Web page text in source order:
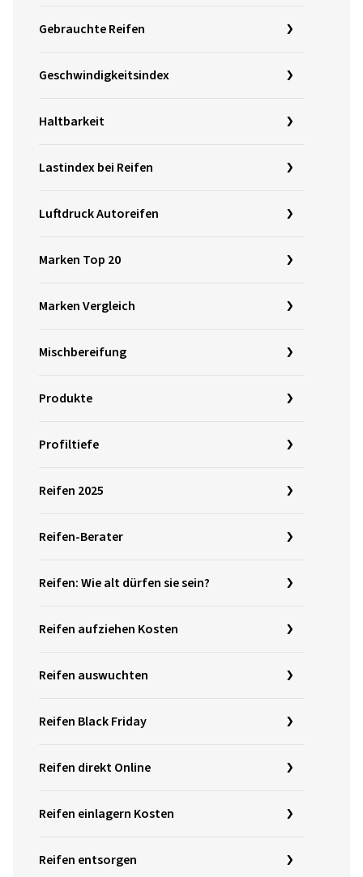
Gebrauchte Reifen
Geschwindigkeitsindex
Haltbarkeit
Lastindex bei Reifen
Luftdruck Autoreifen
Marken Top 20
Marken Vergleich
Mischbereifung
Produkte
Profiltiefe
Reifen 2025
Reifen-Berater
Reifen: Wie alt dürfen sie sein?
Reifen aufziehen Kosten
Reifen auswuchten
Reifen Black Friday
Reifen direkt Online
Reifen einlagern Kosten
Reifen entsorgen